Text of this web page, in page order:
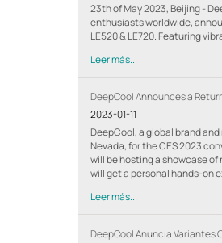
23th of May 2023, Beijing -
enthusiasts worldwide,
LE520 & LE720. Featuring
Leer más...
DeepCool Announces a
2023-01-11
DeepCool, a global brand
Nevada, for the CES 2023
will be hosting a showcase
will get a personal hands-on
Leer más...
DeepCool Anuncia Variantes